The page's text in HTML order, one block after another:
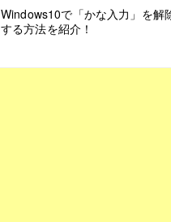
Windows10で「かな入力」を解
する方法を紹介！